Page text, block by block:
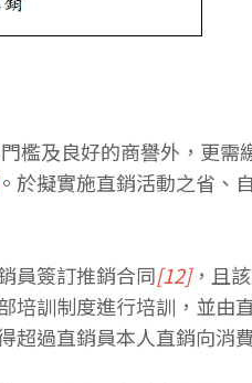
檻及良好的商譽外，更需
於擬實施直銷活動之省、
員簽訂推銷合同[12]，且
培訓制度進行培訓，並由
超過直銷員本人直銷向消